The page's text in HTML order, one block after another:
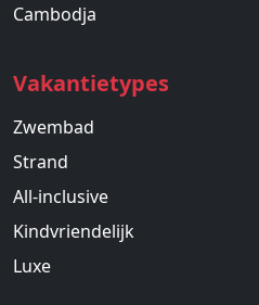
Cambodja
Vakantietypes
Zwembad
Strand
All-inclusive
Kindvriendelijk
Luxe